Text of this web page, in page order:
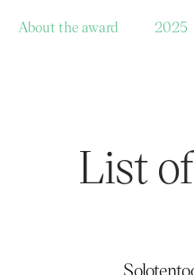
About the award 2025
List